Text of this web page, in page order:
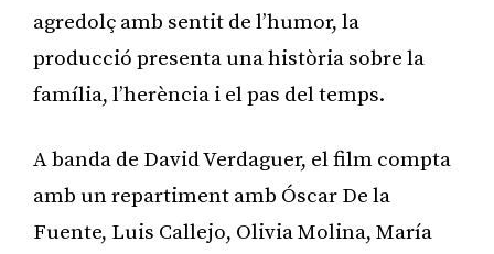
agredolç amb sentit de l’humor, la
producció presenta una història sobre la
família, l’herència i el pas del temps.
A banda de David Verdaguer, el film compta
amb un repartiment amb Óscar De la
Fuente, Luis Callejo, Olivia Molina, María